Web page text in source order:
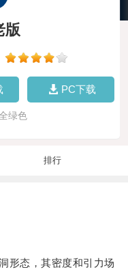
版
PC下载
绿色
排行
态，其密度和引力场